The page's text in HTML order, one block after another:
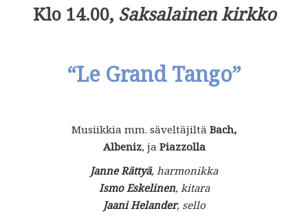
Klo 14.00, Saksalainen kirkko
“Le Grand Tango”
Musiikkia mm. säveltäjiltä Bach,
Albeniz, ja Piazzolla
Janne Rättyä, harmonikka
Ismo Eskelinen, kitara
Jaani Helander, sello